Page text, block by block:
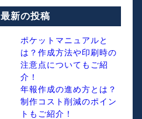
最新の投稿
ポケットマニュアルと
は？作成方法や印刷時の
注意点についてもご紹
介！
年報作成の進め方とは？
制作コスト削減のポイン
トもご紹介！